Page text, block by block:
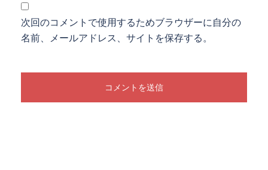
次回のコメントで使用するためブラウザーに自分の
名前、メールアドレス、サイトを保存する。